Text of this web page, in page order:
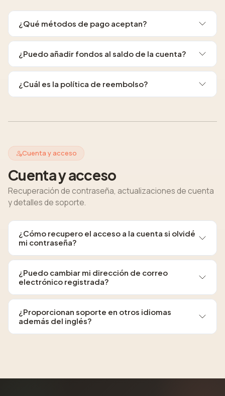
¿Qué métodos de pago aceptan?
¿Puedo añadir fondos al saldo de la cuenta?
¿Cuál es la política de reembolso?
Cuenta y acceso
Cuenta y acceso
Recuperación de contraseña, actualizaciones de cuenta
y detalles de soporte.
¿Cómo recupero el acceso a la cuenta si olvidé
mi contraseña?
¿Puedo cambiar mi dirección de correo
electrónico registrada?
¿Proporcionan soporte en otros idiomas
además del inglés?